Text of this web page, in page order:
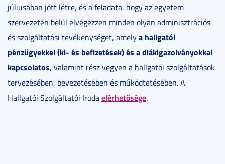
júliusában jött létre, és a feladata, hogy az egyetem
szervezetén belül elvégezzen minden olyan adminisztrációs
és szolgáltatási tevékenységet, amelya hallgatói
pénzügyekkel (ki- és befizetések) és a diákigazolványokkal
kapcsolatos, valamint rész vegyen a hallgatói szolgáltatások
tervezésében, bevezetésében és működtetésében. A
Hallgatói Szolgáltatói Irodaelérhetősége.